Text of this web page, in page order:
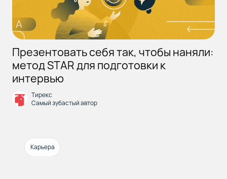
Презентовать себя так, чтобы наняли:
метод STAR для подготовки к
интервью
Тирекс
Самый зубастый автор
Карьера